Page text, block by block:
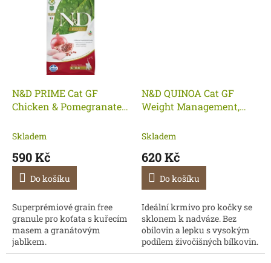
N&D PRIME Cat GF
Chicken & Pomegranate
Skladem
590 Kč
Do košíku
Superprémiové grain free
granule pro koťata s kuřecím
masem a granátovým
jablkem.
N&D QUINOA Cat GF
Weight Management,
kg - KM
Skladem
620 Kč
Do košíku
Ideální krmivo pro kočky se
sklonem k nadváze. Bez
obilovin a lepku s vysokým
podílem živočišných bílkovin.